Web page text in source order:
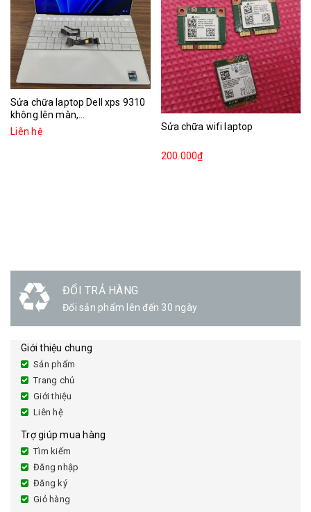
Sửa chữa laptop Dell xps 9310
không lên màn,...
Liên hệ
Sửa chữa wifi laptop
200.000₫
ĐỔI TRẢ HÀNG
Đổi sản phẩm lên đến 30 ngày
Giới thiệu chung
Sản phẩm
Trang chủ
Giới thiệu
Liên hệ
Trợ giúp mua hàng
Tìm kiếm
Đăng nhập
Đăng ký
Giỏ hàng